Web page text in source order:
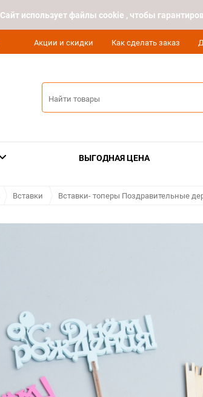
Cайт использует файлы cookie , чтобы
Акции и скидки Как сделать заказ
ВЫГОДНАЯ ЦЕНА
Вставки Вставки- топеры Поздравительные